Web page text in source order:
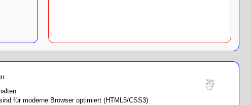
für moderne Browser optimiert (HTML5/CSS3)